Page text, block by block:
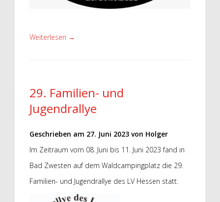
Weiterlesen →
29. Familien- und
Jugendrallye
Geschrieben am 27. Juni 2023 von Holger
Im Zeitraum vom 08. Juni bis 11. Juni 2023 fand in
Bad Zwesten auf dem Waldcampingplatz die 29.
Familien- und Jugendrallye des LV Hessen statt.